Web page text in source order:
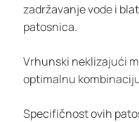
zadržavanje vode i
patosnica.
Vrhunski neklizajući
optimalnu
Specifičnost ovih